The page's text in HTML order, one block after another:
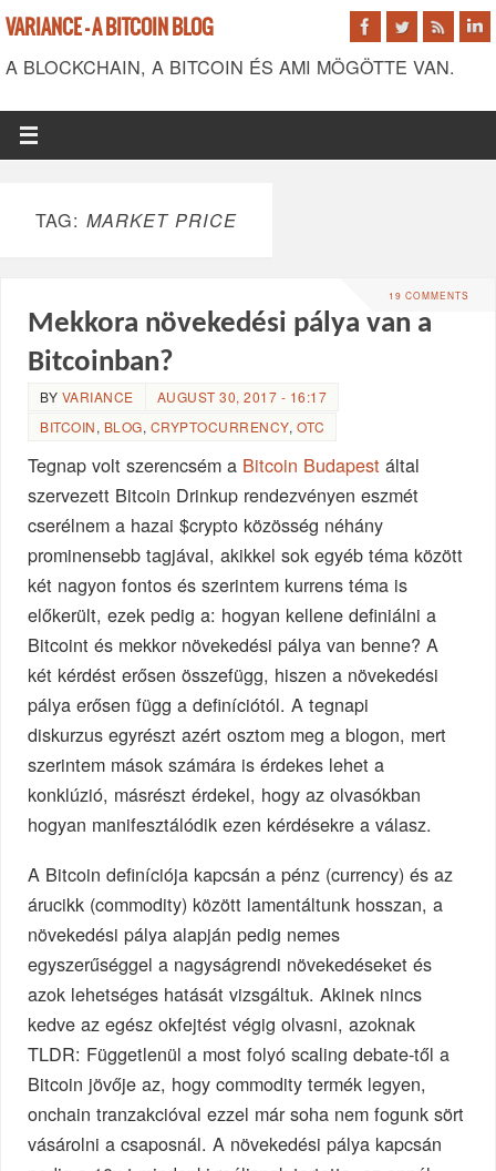
VARIANCE - A BITCOIN BLOG
A BLOCKCHAIN, A BITCOIN ÉS AMI MÖGÖTTE VAN.
TAG: MARKET PRICE
19 COMMENTS
Mekkora növekedési pálya van a
Bitcoinban?
BY VARIANCE
AUGUST 30, 2017 - 16:17
BITCOIN, BLOG, CRYPTOCURRENCY, OTC
Tegnap volt szerencsém a Bitcoin Budapest által
szervezett Bitcoin Drinkup rendezvényen eszmét
cserélnem a hazai $crypto közösség néhány
prominensebb tagjával, akikkel sok egyéb téma között
két nagyon fontos és szerintem kurrens téma is
előkerült, ezek pedig a: hogyan kellene definiálni a
Bitcoint és mekkor növekedési pálya van benne? A
két kérdést erősen összefügg, hiszen a növekedési
pálya erősen függ a definíciótól. A tegnapi
diskurzus egyrészt azért osztom meg a blogon, mert
szerintem mások számára is érdekes lehet a
konklúzió, másrészt érdekel, hogy az olvasókban
hogyan manifesztálódik ezen kérdésekre a válasz.
A Bitcoin definíciója kapcsán a pénz (currency) és az
árucikk (commodity) között lamentáltunk hosszan, a
növekedési pálya alapján pedig nemes
egyszerűséggel a nagyságrendi növekedéseket és
azok lehetséges hatását vizsgáltuk. Akinek nincs
kedve az egész okfejtést végig olvasni, azoknak
TLDR: Függetlenül a most folyó scaling debate-től a
Bitcoin jövője az, hogy commodity termék legyen,
onchain tranzakcióval ezzel már soha nem fogunk sört
vásárolni a csaposnál. A növekedési pálya kapcsán